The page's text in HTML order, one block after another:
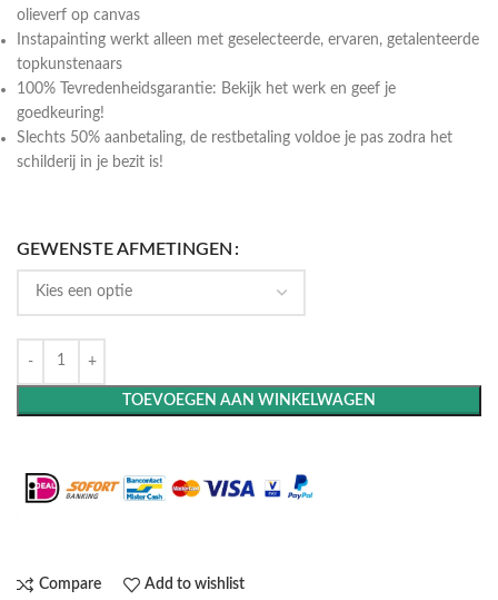
olieverf op canvas
Instapainting werkt alleen met geselecteerde, ervaren, getalenteerde
topkunstenaars
100% Tevredenheidsgarantie: Bekijk het werk en geef je
goedkeuring!
Slechts 50% aanbetaling, de restbetaling voldoe je pas zodra het
schilderij in je bezit is!
GEWENSTE AFMETINGEN
TOEVOEGEN AAN WINKELWAGEN
Compare Add to wishlist